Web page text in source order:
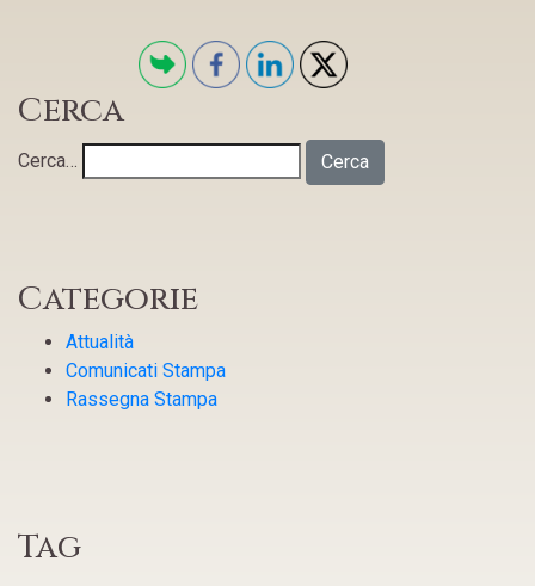
Cerca
Cerca…
Categorie
Attualità
Comunicati Stampa
Rassegna Stampa
Tag